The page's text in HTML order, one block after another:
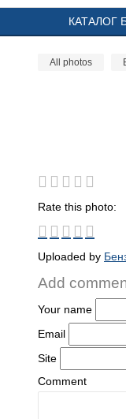
КАТАЛОГ
All photos
Rate this photo:
Uploaded by
Add
Your name
Email
Site
Comment